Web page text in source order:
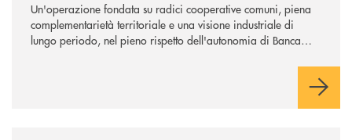
Un'operazione fondata su radici cooperative comuni, piena
complementarietà territoriale e una visione industriale di
lungo periodo, nel pieno rispetto dell'autonomia di Banca
negoziazione esclusiva per la finalizzazione dell’operazione.